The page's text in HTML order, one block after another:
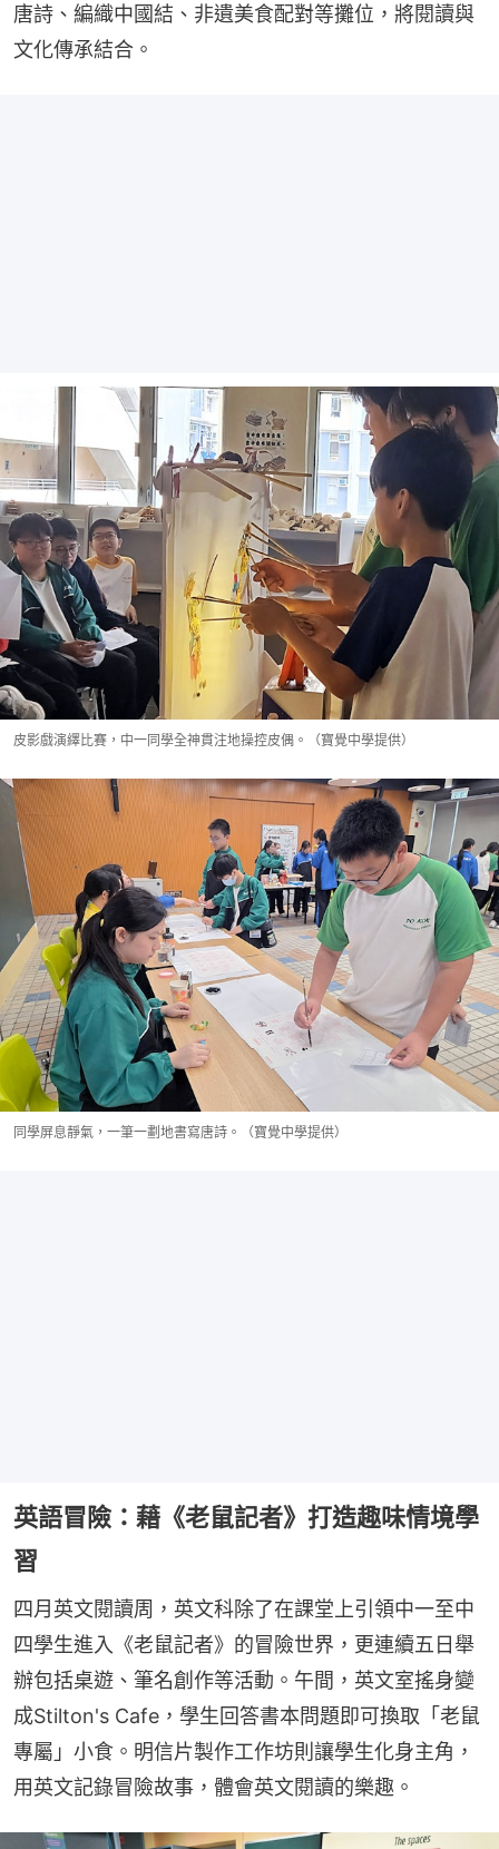
唐詩、編織中國結、非遺美食配對等攤位，將閱讀與
文化傳承結合。
皮影戲演繹比賽，中一同學全神貫注地操控皮偶。（寶覺中學提供）
同學屏息靜氣，一筆一劃地書寫唐詩。（寶覺中學提供）
英語冒險：藉《老鼠記者》打造趣味情境學
習
四月英文閱讀周，英文科除了在課堂上引領中一至中
四學生進入《老鼠記者》的冒險世界，更連續五日舉
辦包括桌遊、筆名創作等活動。午間，英文室搖身變
成Stilton's Cafe，學生回答書本問題即可換取「老鼠
專屬」小食。明信片製作工作坊則讓學生化身主角，
用英文記錄冒險故事，體會英文閱讀的樂趣。